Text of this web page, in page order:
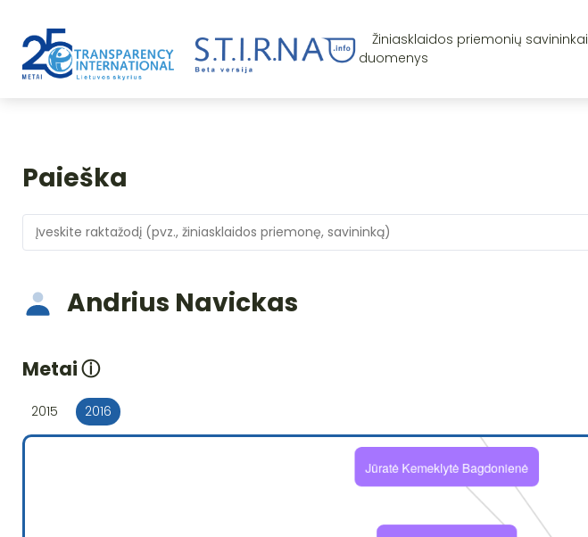
Žiniasklaidos priemonių savininkai
duomenys
Paieška
Andrius Navickas
Metaiⓘ
2015 2016